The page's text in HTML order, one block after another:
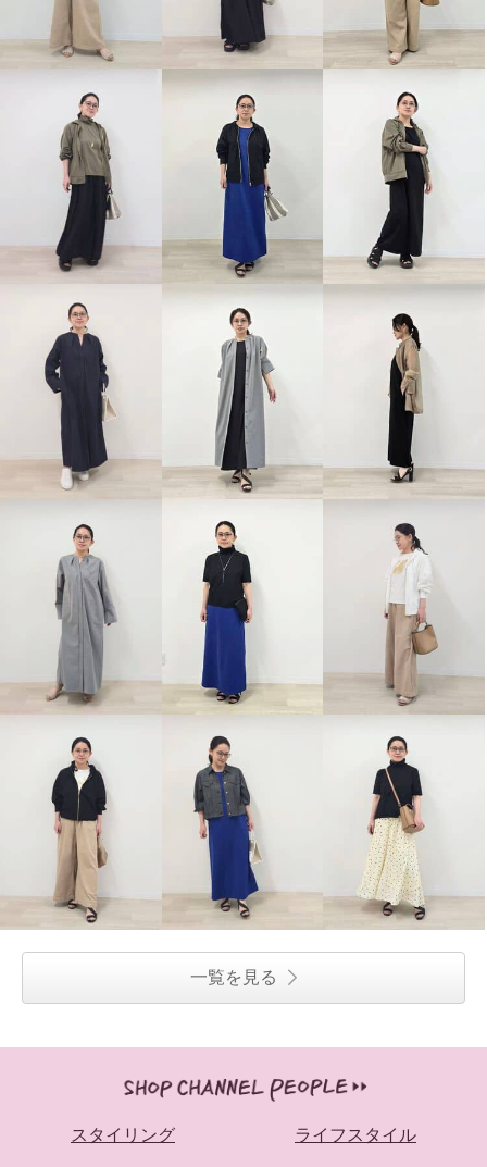
一覧を見る
スタイリング ライフスタイル